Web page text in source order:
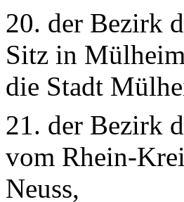
20. der Bezirk
Sitz in
die Stadt
21. der Bezirk
vom Rhein-
Neuss,